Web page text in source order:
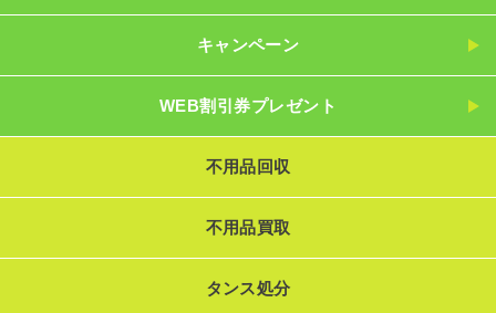
キャンペーン
WEB割引券プレゼント
不用品回収
不用品買取
タンス処分